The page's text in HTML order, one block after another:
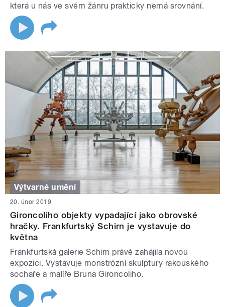
která u nás ve svém žánru prakticky nemá srovnání.
Výtvarné umění
20. únor 2019
Gironcoliho objekty vypadající jako obrovské
hračky. Frankfurtský Schirn je vystavuje do
května
Frankfurtská galerie Schirn právě zahájila novou
expozici. Vystavuje monstrózní skulptury rakouského
sochaře a malíře Bruna Gironcoliho.